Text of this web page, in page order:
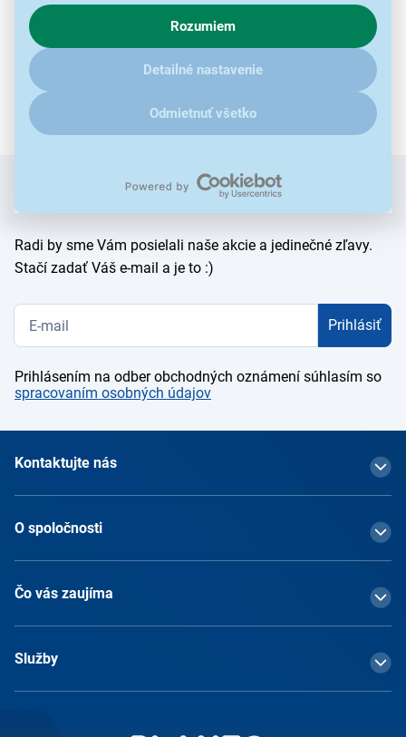
o chovaní na webe pre zobrazovaní cielených reklám.
V prípade že vás zaujímajú detaily, ako u nás s cookies a
ďalšími údaji pracujeme, kliknitesem.
Rozumiem
Detailné nastavenie
Odmietnuť všetko
e-mail
Chcete vedieť ako prvý o novinkách?
Radi by sme Vám posielali naše akcie a jedinečné zľavy.
Stačí zadať Váš e-mail a je to :)
Prihlásiť
Prihlásením na odber obchodných oznámení súhlasím so
spracovaním osobných údajov
Kontaktujte nás
O spoločnosti
Čo vás zaujíma
Služby